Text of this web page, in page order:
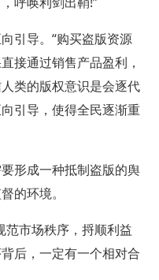
引导。“购买盗版资源
接通过销售产品盈利，
类的版权意识是会逐代
引导，使得全民逐渐重
形成一种抵制盗版的舆
的环境。
范市场秩序，捋顺利益
后，一定有一个相对合